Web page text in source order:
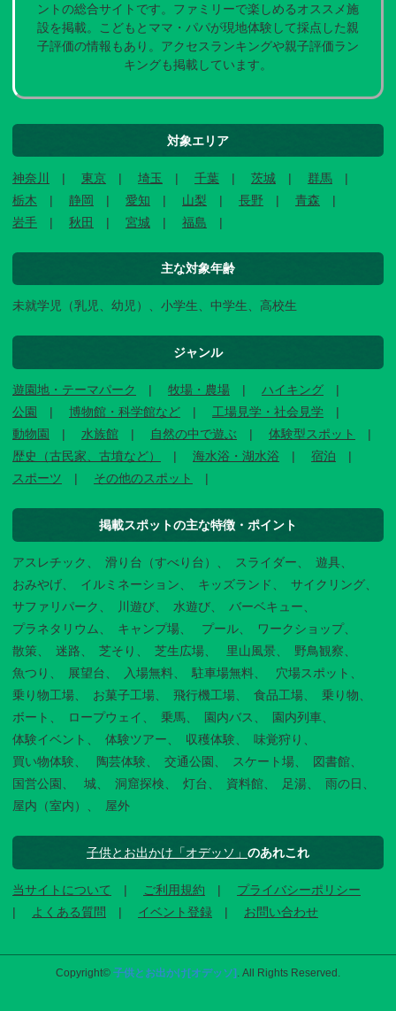
ントの総合サイトです。ファミリーで楽しめるオススメ施
設を掲載。こどもとママ・パパが現地体験して採点した親
子評価の情報もあり。アクセスランキングや親子評価ラン
キングも掲載しています。
対象エリア
神奈川 東京 埼玉 千葉 茨城
群馬
栃木
静岡 愛知 山梨 長野
青森
岩手
秋田 宮城 福島
主な対象年齢
未就学児（乳児、幼児）、小学生、中学生、高校生
ジャンル
遊園地・テーマパーク 牧場・農場
ハイキング
公園
博物館・科学館など
工場見学・社会見学
動物園
水族館 自然の中で遊ぶ
体験型スポット
歴史（古民家、古墳など）
海水浴・湖水浴
宿泊
スポーツ
その他のスポット
掲載スポットの主な特徴・ポイント
アスレチック 滑り台（すべり台） スライダー
遊具
おみやげ
イルミネーション キッズランド
サイクリング
サファリパーク
川遊び 水遊び
バーベキュー
プラネタリウム
キャンプ場 プール
ワークショップ
散策
迷路 芝そり 芝生広場 里山風景
野鳥観察
魚つり
展望台 入場無料 駐車場無料
穴場スポット
乗り物工場
お菓子工場 飛行機工場 食品工場
乗り物
ボート
ロープウェイ 乗馬 園内バス
園内列車
体験イベント
体験ツアー 収穫体験
味覚狩り
買い物体験
陶芸体験 交通公園 スケート場
図書館
国営公園
城 洞窟探検 灯台 資料館 足湯
雨の日
屋内（室内）
屋外
子供とお出かけ「オデッソ」 のあれこれ
当サイトについて ご利用規約
プライバシーポリシー
よくある質問
イベント登録 お問い合わせ
Copyright© 子供とお出かけ[オデッソ] . All Rights Reserved.